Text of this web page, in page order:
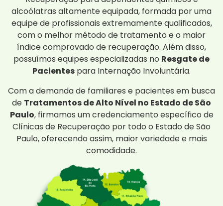
alcoólatras altamente equipada, formada por uma
equipe de profissionais extremamente qualificados,
com o melhor método de tratamento e o maior
índice comprovado de recuperação. Além disso,
possuímos equipes especializadas no Resgate de
Pacientes para Internação Involuntária.
Com a demanda de familiares e pacientes em busca
de Tratamentos de Alto Nível no Estado de São
Paulo, firmamos um credenciamento específico de
Clínicas de Recuperação por todo o Estado de São
Paulo, oferecendo assim, maior variedade e mais
comodidade.